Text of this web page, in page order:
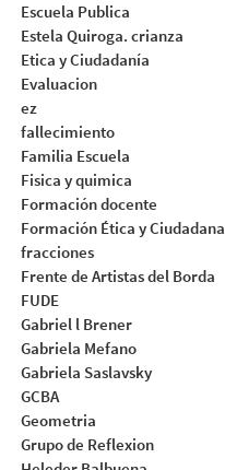
Escuela Publica
Estela Quiroga. crianza
Etica y Ciudadanía
Evaluacion
ez
fallecimiento
Familia Escuela
Fisica y quimica
Formación docente
Formación Ética y Ciudadana
fracciones
Frente de Artistas del Borda
FUDE
Gabriel l Brener
Gabriela Mefano
Gabriela Saslavsky
GCBA
Geometria
Grupo de Reflexion